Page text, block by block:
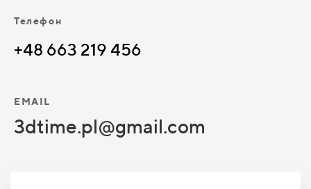
Телефон
+48 663 219 456
EMAIL
3dtime.pl@gmail.com